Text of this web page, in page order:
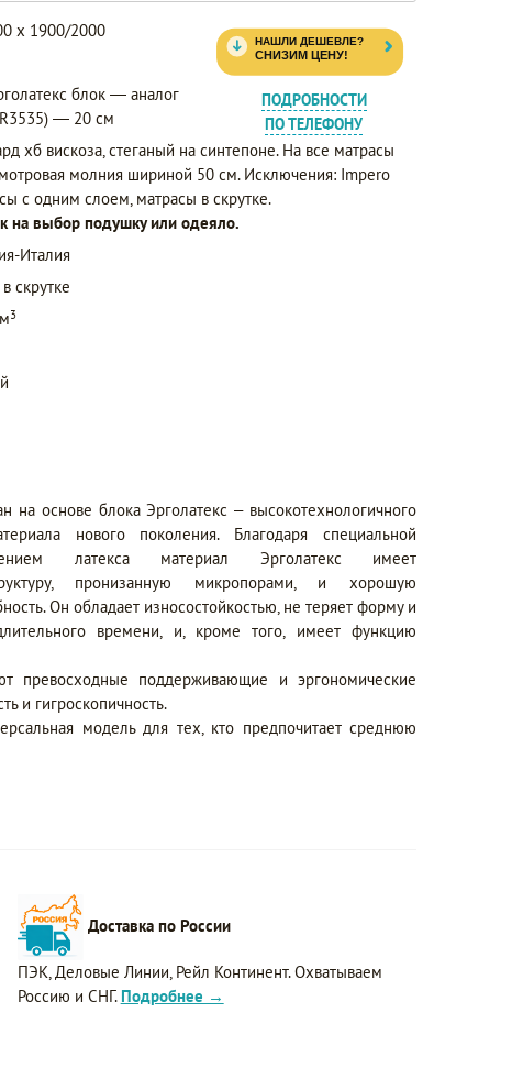
ПОДРОБНОСТИ
ПО ТЕЛЕФОНУ
x 1900/2000
блок — аналог
— 20 см
хб вискоза, стеганый на синтепоне. На все матрасы
молния шириной 50 см. Исключения: Impero
с одним слоем, матрасы в скрутке.
на выбор подушку или одеяло.
Италия
скрутке
3
основе блока Эрголатекс – высокотехнологичного
нового поколения. Благодаря специальной
латекса материал Эрголатекс имеет
пронизанную микропорами, и хорошую
Он обладает износостойкостью, не теряет форму и
времени, и, кроме того, имеет функцию
превосходные поддерживающие и эргономические
и гигроскопичность.
модель для тех, кто предпочитает среднюю
Доставка по России
ПЭК, Деловые Линии, Рейл Континент. Охватываем
Россию и СНГ. Подробнее →